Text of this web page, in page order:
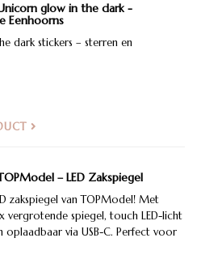
glow in the dark -
Eenhoorns
dark stickers – sterren en
– LED Zakspiegel
zakspiegel van TOPModel! Met
vergrotende spiegel, touch LED-licht
oplaadbaar via USB-C. Perfect voor